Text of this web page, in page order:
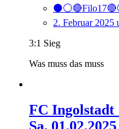
2. Februar 2025
3:1 Sieg
Was muss das muss
FC Ingolstadt
Sa,